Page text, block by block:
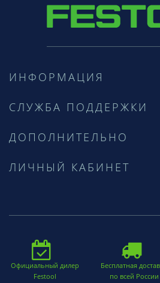
ИНФОРМАЦИЯ
СЛУЖБА ПОДДЕРЖКИ
ДОПОЛНИТЕЛЬНО
ЛИЧНЫЙ КАБИНЕТ
Официальный дилер
Festool
Бесплатная
по всей России